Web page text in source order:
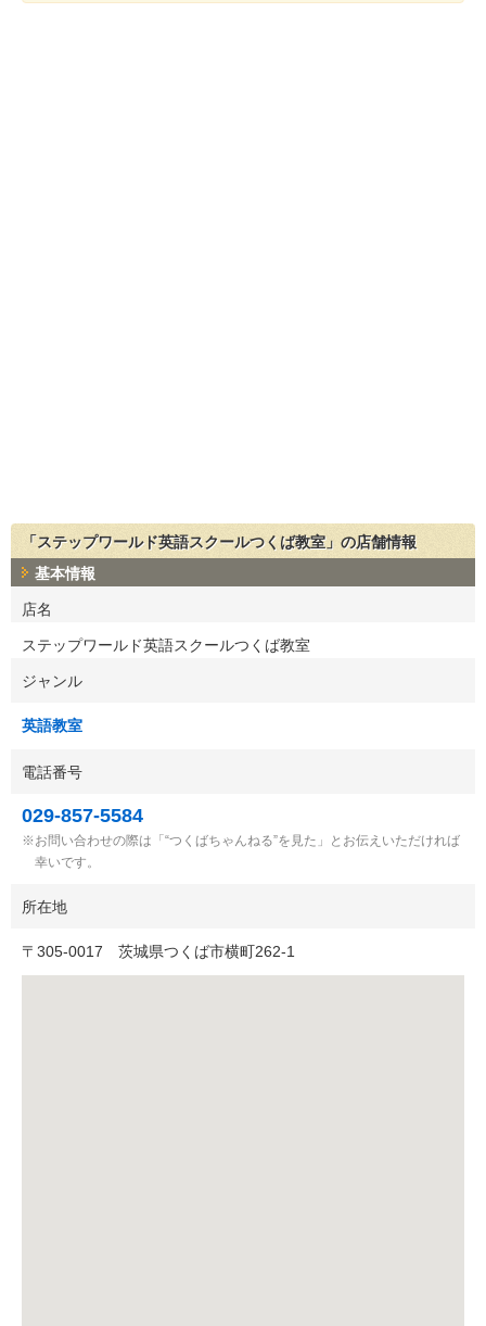
「ステップワールド英語スクールつくば教室」の店舗情報
基本情報
店名
ステップワールド英語スクールつくば教室
ジャンル
英語教室
電話番号
029-857-5584
お問い合わせの際は「“つくばちゃんねる”を見た」とお伝えいただければ
幸いです。
所在地
〒 305-0017 茨城県つくば市横町262-1